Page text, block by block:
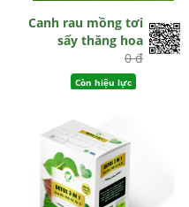
Canh rau mồng tơi
sấy thăng hoa
0 đ
Còn hiệu lực